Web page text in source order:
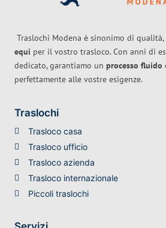
Traslochi Modena è sinonimo di qualità,
equi per il vostro trasloco. Con anni di
dedicato, garantiamo un processo fluido
perfettamente alle vostre esigenze.
Traslochi
Trasloco casa
Trasloco ufficio
Trasloco azienda
Trasloco internazionale
Piccoli traslochi